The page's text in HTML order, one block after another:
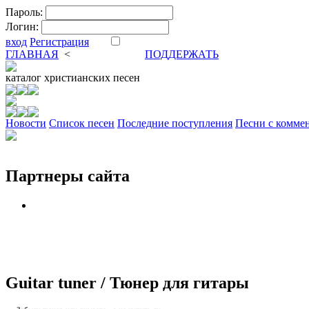
Пароль:
Логин:
вход Регистрация
ГЛАВНАЯ <
ПОДДЕРЖАТЬ
каталог христианских песен
Новости Cписок песен Последние поступления Песни с
Партнеры сайта
Guitar tuner / Тюнер для гитары